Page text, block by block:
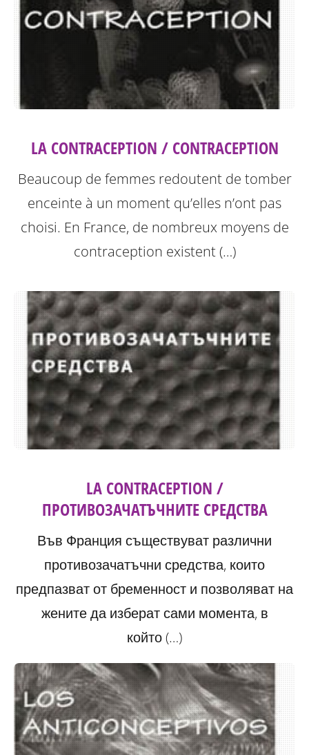
LA CONTRACEPTION / CONTRACEPTION
Beaucoup de femmes redoutent de tomber
enceinte à un moment qu’elles n’ont pas
choisi. En France, de nombreux moyens de
contraception existent (…)
LA CONTRACEPTION /
ПРОТИВОЗАЧАТЪЧНИТЕ СРЕДСТВА
Във Франция съществуват различни
противозачатъчни средства, които
предпазват от бременност и позволяват на
жените да изберат сами момента, в
който (…)